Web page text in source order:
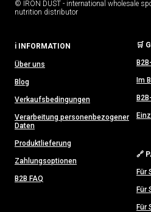
© IRON DUST - international wholesale
nutrition distributor
ℹ️ INFORMATION
Über uns
Blog
Verkaufsbedingungen
Verarbeitung personenbezogener
Daten
Produktlieferung
Zahlungsoptionen
B2B FAQ
🛒
Im
🔗
Für
Für
Für